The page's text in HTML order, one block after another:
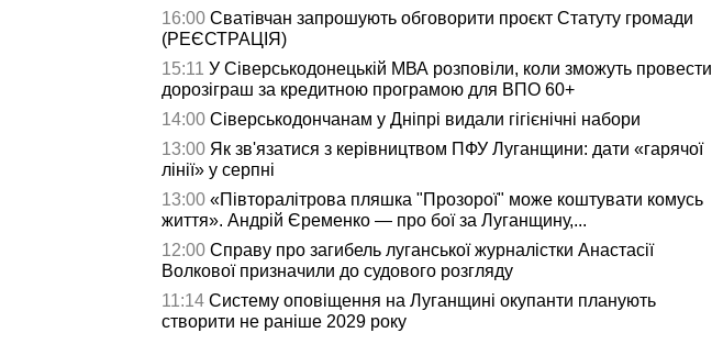
16:00 Сватівчан запрошують обговорити проєкт Статуту громади
(РЕЄСТРАЦІЯ)
15:11 У Сіверськодонецькій МВА розповіли, коли зможуть провести
дорозіграш за кредитною програмою для ВПО 60+
14:00 Сіверськодончанам у Дніпрі видали гігієнічні набори
13:00 Як зв'язатися з керівництвом ПФУ Луганщини: дати «гарячої
лінії» у серпні
13:00 «Півторалітрова пляшка "Прозорої" може коштувати комусь
життя». Андрій Єременко — про бої за Луганщину,...
12:00 Справу про загибель луганської журналістки Анастасії
Волкової призначили до судового розгляду
11:14 Систему оповіщення на Луганщині окупанти планують
створити не раніше 2029 року